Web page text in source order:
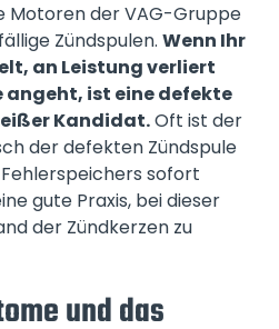
Motoren der VAG-Gruppe
Zündspulen. Wenn Ihr
an Leistung verliert
angeht, ist eine defekte
Kandidat.Oft ist der
der defekten Zündspule
sofort
gute Praxis, bei dieser
der Zündkerzen zu
und das